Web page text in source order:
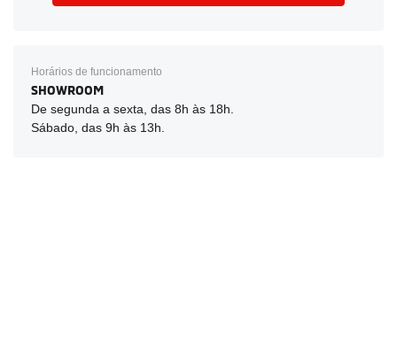
Horários de funcionamento
SHOWROOM
De segunda a sexta, das 8h às 18h.
Sábado, das 9h às 13h.